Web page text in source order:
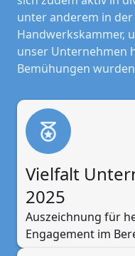
unter anderem in
Handwerkskammer,
unser Unternehmen
Bemühungen
Vielfalt
2025
Auszeichnung für
Engagement im